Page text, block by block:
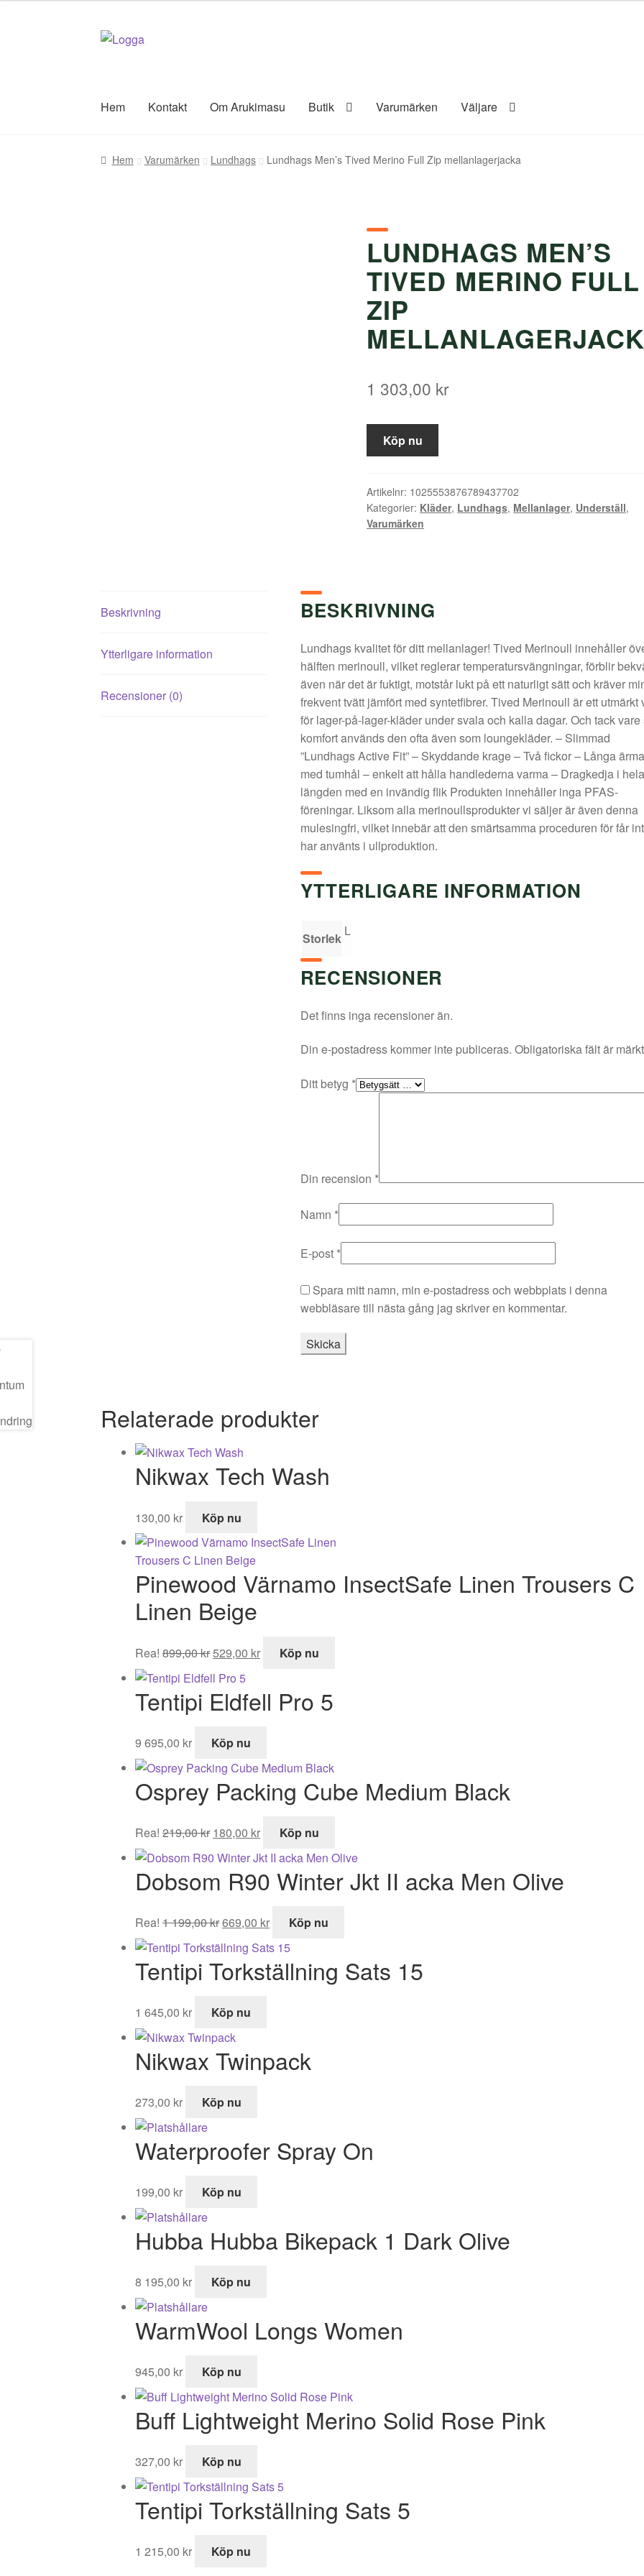
Hoppa
Hoppa
Hem
Kontakt Om Arukimasu Butik Varumärken Väljare
Hem Varumärken Lundhags Lundhags Men’s Tived Merino Full Zip mellanlagerjacka
LUNDHAGS MEN’S
TIVED MERINO FULL
ZIP
1 303,00 kr
Köp nu
Artikelnr: 1025553876789437702
Kategorier: Kläder, Lundhags, Mellanlager, Underställ,
Varumärken
Beskrivning
Ytterligare information
Recensioner (0)
BESKRIVNING
Lundhags kvalitet för ditt mellanlager! Tived Merinoull innehåller
hälften merinoull, vilket reglerar temperatursvängningar, förblir
även när det är fuktigt, motstår lukt på ett naturligt sätt och kräver
frekvent tvätt jämfört med syntetfibrer. Tived Merinoull är ett utmärkt
för lager-på-lager-kläder under svala och kalla dagar. Och tack vare
komfort används den ofta även som loungekläder. – Slimmad
”Lundhags Active Fit” – Skyddande krage – Två fickor – Långa
med tumhål – enkelt att hålla handlederna varma – Dragkedja i hela
längden med en invändig flik Produkten innehåller inga PFAS-
föreningar. Liksom alla merinoullsprodukter vi säljer är även denna
mulesingfri, vilket innebär att den smärtsamma proceduren för får
har använts i ullproduktion.
YTTERLIGARE INFORMATION
Storlek L
RECENSIONER
Det finns inga recensioner än.
Din e-postadress kommer inte publiceras. Obligatoriska fält är
Ditt betyg *
Din recension *
Namn *
E-post *
Spara mitt namn, min e-postadress och webbplats i denna
webbläsare till nästa gång jag skriver en kommentar.
Relaterade produkter
Nikwax Tech Wash
130,00 kr Köp nu
Pinewood Värnamo InsectSafe Linen Trousers C
Linen Beige
Rea! 899,00kr
ursprungliga
priset
var:
529,00 kr
nuvarande
är:
Köp nu
Tentipi Eldfell Pro 5
9 695,00 kr Köp nu
Osprey Packing Cube Medium Black
Rea! 219,00kr
ursprungliga
priset
var:
219,00 kr.
180,00 kr
nuvarande
priset
är:
Köp nu
Dobsom R90 Winter Jkt II acka Men Olive
Rea! 1 199,00kr
ursprungliga
priset
var:
199,00 kr.
669,00 kr
nuvarande
priset
är:
669,00 kr.
Köp nu
Tentipi Torkställning Sats 15
1 645,00 kr Köp nu
Nikwax Twinpack
273,00 kr Köp nu
Waterproofer Spray On
199,00 kr Köp nu
Hubba Hubba Bikepack 1 Dark Olive
8 195,00 kr Köp nu
WarmWool Longs Women
945,00 kr Köp nu
Buff Lightweight Merino Solid Rose Pink
327,00 kr Köp nu
Tentipi Torkställning Sats 5
1 215,00 kr Köp nu